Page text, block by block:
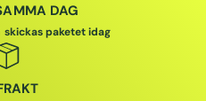
DAG
skickas paketet idag